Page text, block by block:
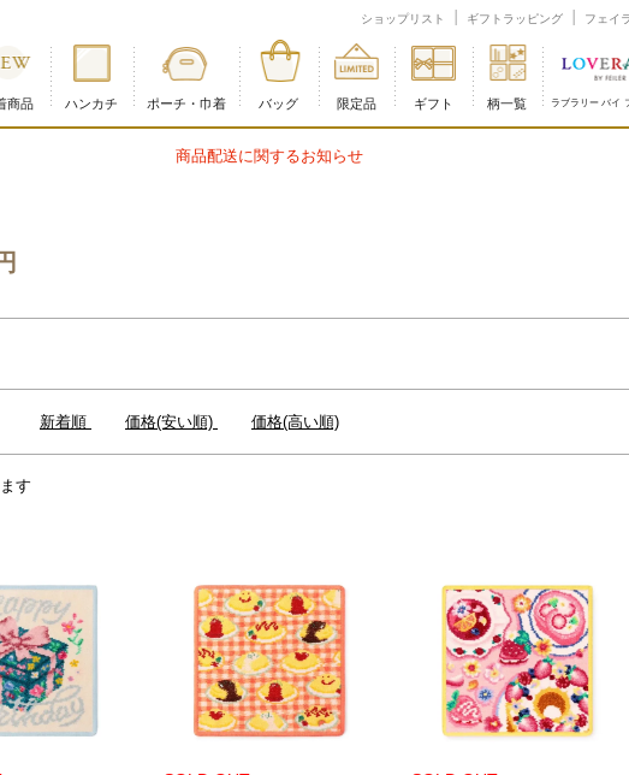
ショップリスト ギフトラッピング フェイ
商品 ハンカチ ポーチ・巾着 バッグ 限定品 ギフト 柄一覧 ラブラリー バイ
商品配送に関するお知らせ
新着順 価格(安い順) 価格(高い順)
す